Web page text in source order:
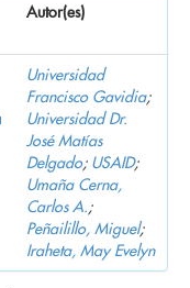
Autor(es)
Universidad
Francisco Gavidia;
Universidad Dr.
José Matías
Delgado; USAID;
Umaña Cerna,
Carlos A.;
Peñailillo, Miguel;
Iraheta, May Evelyn